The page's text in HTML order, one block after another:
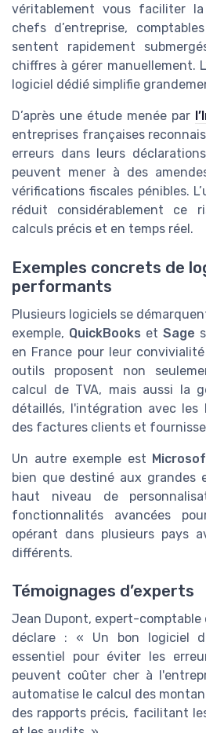
véritablement vous faciliter
chefs d’entreprise,
sentent rapidement
chiffres à gérer manuellement.
logiciel dédié simplifie
D’après une étude menée par
entreprises françaises
erreurs dans leurs
peuvent mener à des
vérifications fiscales pénibles.
réduit considérablement ce
calculs précis et en temps réel.
Exemples concrets de
performants
Plusieurs logiciels se
exemple, QuickBooks et Sage
en France pour leur
outils proposent non
calcul de TVA, mais aussi la
détaillés, l'intégration avec les
des factures clients et
Un autre exemple est
bien que destiné aux grandes
haut niveau de
fonctionnalités avancées
opérant dans plusieurs pays
différents.
Témoignages d’experts
Jean Dupont, expert-comptable
déclare : « Un bon logiciel
essentiel pour éviter les
peuvent coûter cher à
automatise le calcul des
des rapports précis, facilitant